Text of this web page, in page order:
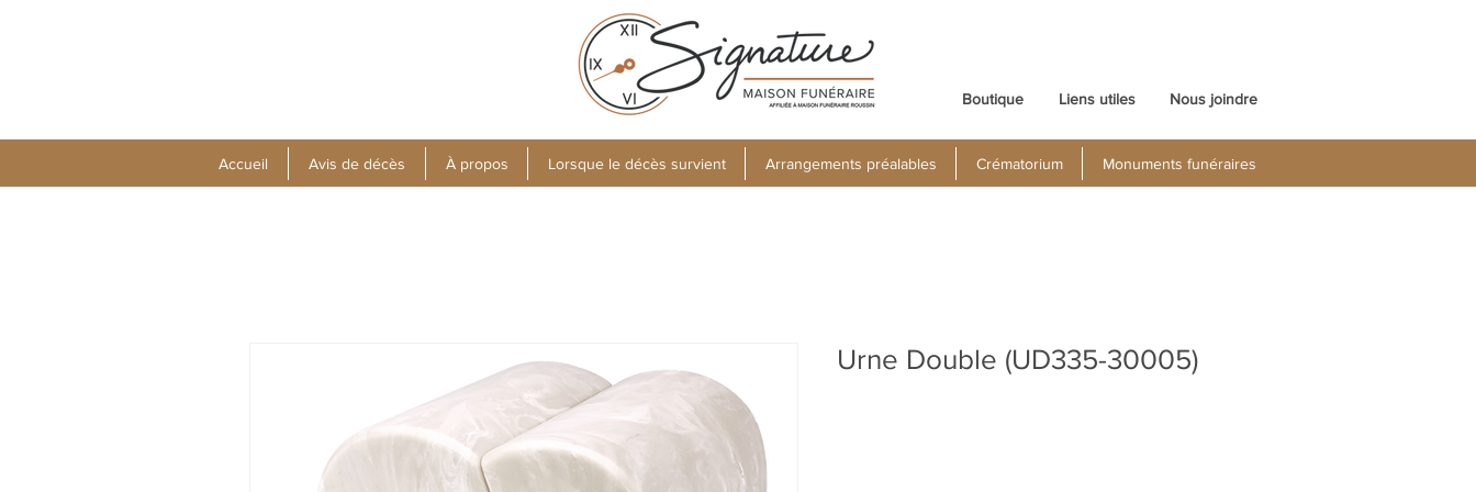
Boutique Liens utiles Nous joindre
Accueil Avis de décès À propos Lorsque le décès survient Arrangements préalables Crématorium Monuments funéraires
Urne Double (UD335-30005)